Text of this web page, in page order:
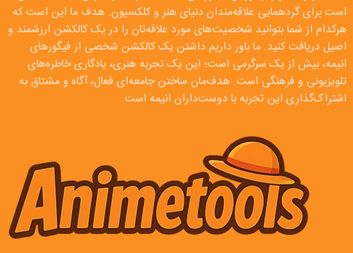
است برای گردهمایی علاقه‌مندان دنیای هنر و کلکسیون. هدف ما این است که
هرکدام از شما بتوانید شخصیت‌های مورد علاقه‌تان را در یک کالکشن ارزشمند و
اصیل دریافت کنید. ما باور داریم داشتن یک کالکشن شخصی از فیگورهای
انیمه، بیش از یک سرگرمی است؛ این یک تجربه هنری، یادگاری خاطره‌های
تلویزیونی و فرهنگی است. هدف‌مان ساختن جامعه‌ای فعال، آگاه و مشتاق به
اشتراک‌گذاری این تجربه با دوست‌داران انیمه است.